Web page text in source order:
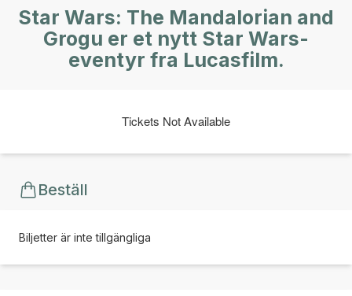
Star Wars: The Mandalorian and
Grogu er et nytt Star Wars-
eventyr fra Lucasfilm.
Tickets Not Available
Beställ
Biljetter är inte tillgängliga